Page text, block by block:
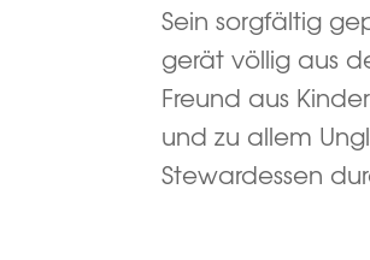
Sein sorgfältig
gerät völlig aus
Freund aus
und zu allem
Stewardessen